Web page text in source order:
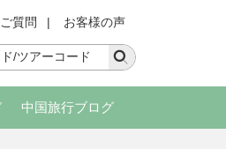
質問 | お客様の声
中国旅行ブログ